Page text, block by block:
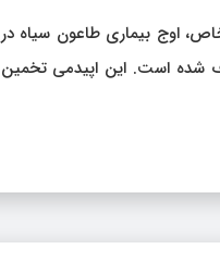
اوج بیماری طاعون سیاه در
شده است. این اپیدمی تخمین